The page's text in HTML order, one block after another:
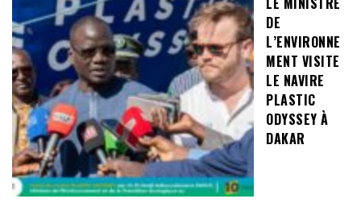
DE
L’ENVIRONNE
MENT VISITE
LE NAVIRE
PLASTIC
ODYSSEY À
DAKAR